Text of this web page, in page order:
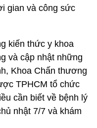
gian và công sức
kiến thức y khoa
và cập nhật những
Khoa Chấn thương
TPHCM tổ chức
cần biết về bệnh lý
nhật 7/7 và khám